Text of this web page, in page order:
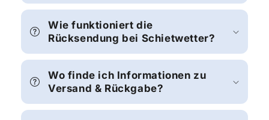
Wie funktioniert die
Rücksendung bei Schietwetter?
Wo finde ich Informationen zu
Versand & Rückgabe?